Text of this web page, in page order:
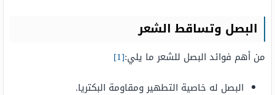
البصل وتساقط الشعر
من أهم فوائد البصل للشعر ما يلي:[1]
البصل له خاصية التطهير ومقاومة البكتريا.